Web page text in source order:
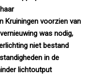
Kruiningen voorzien van
was nodig,
niet bestand
in de
lichtoutput